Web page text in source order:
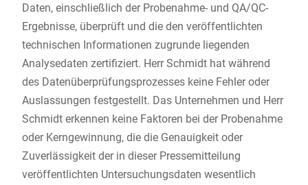
Daten, einschließlich der Probenahme- und QA/QC-
Ergebnisse, überprüft und die den veröffentlichten
technischen Informationen zugrunde liegenden
Analysedaten zertifiziert. Herr Schmidt hat während
des Datenüberprüfungsprozesses keine Fehler oder
Auslassungen festgestellt. Das Unternehmen und Herr
Schmidt erkennen keine Faktoren bei der Probenahme
oder Kerngewinnung, die die Genauigkeit oder
Zuverlässigkeit der in dieser Pressemitteilung
veröffentlichten Untersuchungsdaten wesentlich